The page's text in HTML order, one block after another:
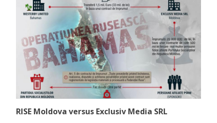
RISE Moldova versus Exclusiv Media SRL